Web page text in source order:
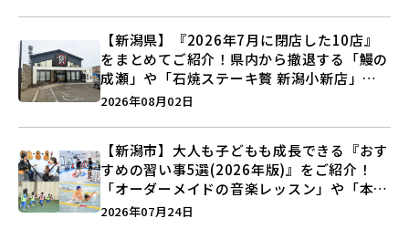
【新潟県】『2026年7月に閉店した10店』
をまとめてご紹介！県内から撤退する「鰻の
成瀬」や「石焼ステーキ贅 新潟小新店」が
営業に幕…。
2026年08月02日
【新潟市】大人も子どもも成長できる『おす
すめの習い事5選(2026年版)』をご紹介！
「オーダーメイドの音楽レッスン」や「本格
キックボクシング」で新しい自分を見つけよ
2026年07月24日